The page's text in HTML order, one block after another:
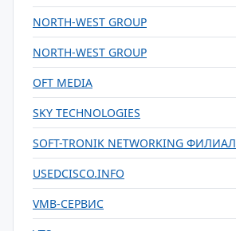
NORTH-WEST GROUP
NORTH-WEST GROUP
OFT MEDIA
SKY TECHNOLOGIES
SOFT-TRONIK NETWORKING ФИЛИАЛ
USEDCISCO.INFO
VMB-СЕРВИС